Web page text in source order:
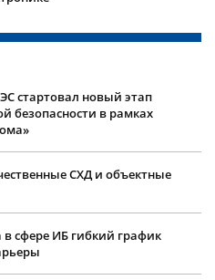
стартовал новый этап
безопасности в рамках
СХД и объектные
в сфере ИБ гибкий график